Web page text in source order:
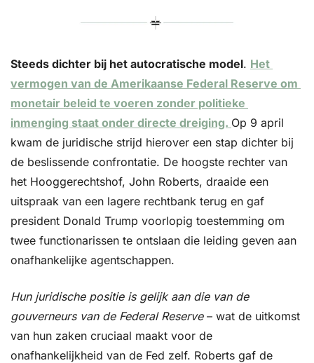
Steeds dichter bij het autocratische model. Het
vermogen van de Amerikaanse Federal Reserve om
monetair beleid te voeren zonder politieke
inmenging staat onder directe dreiging. Op 9 april
kwam de juridische strijd hierover een stap dichter bij
de beslissende confrontatie. De hoogste rechter van
het Hooggerechtshof, John Roberts, draaide een
uitspraak van een lagere rechtbank terug en gaf
president Donald Trump voorlopig toestemming om
twee functionarissen te ontslaan die leiding geven aan
onafhankelijke agentschappen.
Hun juridische positie is gelijk aan die van de
gouverneurs van de Federal Reserve – wat de uitkomst
van hun zaken cruciaal maakt voor de
onafhankelijkheid van de Fed zelf. Roberts gaf de